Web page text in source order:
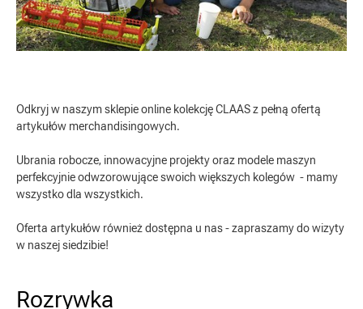
Odkryj w naszym sklepie online kolekcję CLAAS z pełną ofertą
artykułów merchandisingowych.
Ubrania robocze, innowacyjne projekty oraz modele maszyn
perfekcyjnie odwzorowujące swoich większych kolegów - mamy
wszystko dla wszystkich.
Oferta artykułów również dostępna u nas - zapraszamy do wizyty
w naszej siedzibie!
Rozrywka